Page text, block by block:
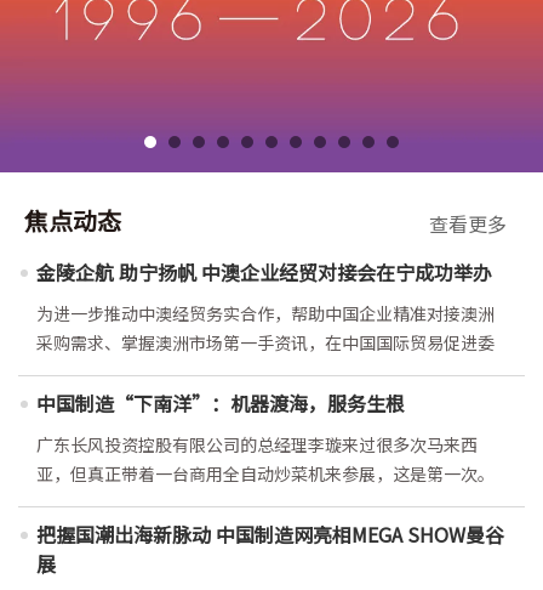
焦点动态
查看更多
金陵企航 助宁扬帆 中澳企业经贸对接会在宁成功举办
为进一步推动中澳经贸务实合作，帮助中国企业精准对接澳洲
采购需求、掌握澳洲市场第一手资讯，在中国国际贸易促进委
员会南京市分会的指导下，焦点科技股份有限公司（以下简称
“焦点科技”）及旗下中国制造网（以下简称“MIC国际站”）
助宁扬帆——中澳企业经贸对接会”，近百家中澳企业代表齐
聚金陵，共话合作、共谋商机。 对接会现场还举行了MIC国际
作进入更加制度化、常态化的新阶段。未来，双方将依托各自
优势资源，在供采对接、资讯共享、品牌推广等领域开展更深
中国制造“下南洋”：机器渡海，服务生根
广东长风投资控股有限公司的总经理李璇来过很多次马来西
亚，但真正带着一台商用全自动炒菜机来参展，这是第一次。
这种机器体积大、分量重，跨国参展先要走海运、清关，再
运进展馆组装调试。带个人来考察，和带着一台机器来做生
意，完全是两回事。 7月15日至17日，马来西亚国际食品
把握国潮出海新脉动 中国制造网亮相MEGA SHOW曼谷
展